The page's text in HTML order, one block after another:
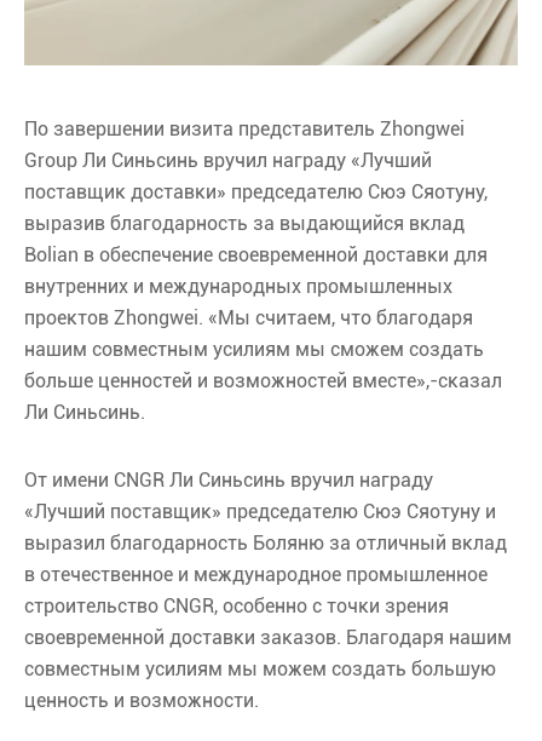
По завершении визита представитель Zhongwei
Group Ли Синьсинь вручил награду «Лучший
поставщик доставки» председателю Сюэ Сяотуну,
выразив благодарность за выдающийся вклад
Bolian в обеспечение своевременной доставки для
внутренних и международных промышленных
проектов Zhongwei. «Мы считаем, что благодаря
нашим совместным усилиям мы сможем создать
больше ценностей и возможностей вместе»,-сказал
Ли Синьсинь.
От имени CNGR Ли Синьсинь вручил награду
«Лучший поставщик» председателю Сюэ Сяотуну и
выразил благодарность Боляню за отличный вклад
в отечественное и международное промышленное
строительство CNGR, особенно с точки зрения
своевременной доставки заказов. Благодаря нашим
совместным усилиям мы можем создать большую
ценность и возможности.